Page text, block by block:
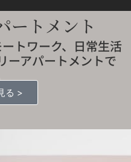
ートメント
トワーク、日常生活
ーアパートメントで
る >